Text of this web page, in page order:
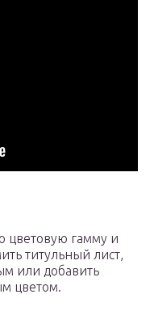
цветовую гамму и
титульный лист,
или добавить
цветом.